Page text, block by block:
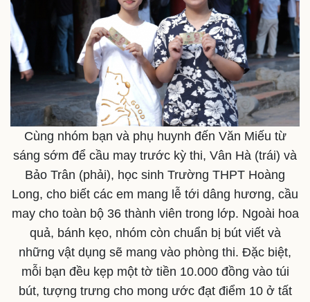
Pháp luật
Vụ án
Tin nóng
Tư vấn luật
Quân sự - Quốc phòng
Vũ khí
Việt Nam
Phân tích
Cùng nhóm bạn và phụ huynh đến Văn Miếu từ
sáng sớm để cầu may trước kỳ thi, Vân Hà (trái) và
Bảo Trân (phải), học sinh Trường THPT Hoàng
Long, cho biết các em mang lễ tới dâng hương, cầu
may cho toàn bộ 36 thành viên trong lớp. Ngoài hoa
quả, bánh kẹo, nhóm còn chuẩn bị bút viết và
những vật dụng sẽ mang vào phòng thi. Đặc biệt,
mỗi bạn đều kẹp một tờ tiền 10.000 đồng vào túi
bút, tượng trưng cho mong ước đạt điểm 10 ở tất